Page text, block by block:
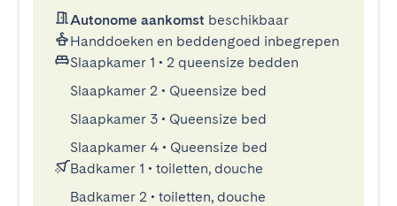
Autonome aankomst beschikbaar
Handdoeken en beddengoed inbegrepen
Slaapkamer 1 • 2 queensize bedden
Slaapkamer 2 • Queensize bed
Slaapkamer 3 • Queensize bed
Slaapkamer 4 • Queensize bed
Badkamer 1 • toiletten, douche
Badkamer 2 • toiletten, douche